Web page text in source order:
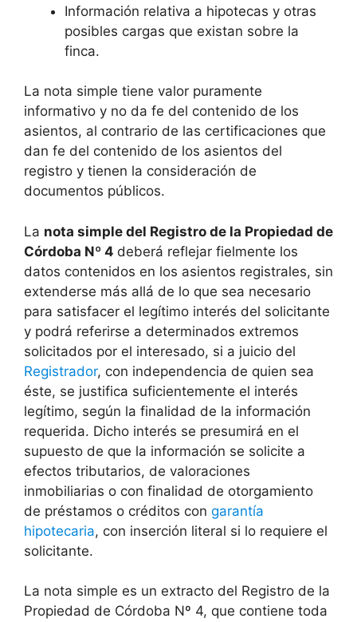
Información relativa a hipotecas y otras
posibles cargas que existan sobre la
finca.
La nota simple tiene valor puramente
informativo y no da fe del contenido de los
asientos, al contrario de las certificaciones que
dan fe del contenido de los asientos del
registro y tienen la consideración de
documentos públicos.
La nota simple del Registro de la Propiedad de
Córdoba Nº 4 deberá reflejar fielmente los
datos contenidos en los asientos registrales, sin
extenderse más allá de lo que sea necesario
para satisfacer el legítimo interés del solicitante
y podrá referirse a determinados extremos
solicitados por el interesado, si a juicio del
Registrador, con independencia de quien sea
éste, se justifica suficientemente el interés
legítimo, según la finalidad de la información
requerida. Dicho interés se presumirá en el
supuesto de que la información se solicite a
efectos tributarios, de valoraciones
inmobiliarias o con finalidad de otorgamiento
de préstamos o créditos con garantía
hipotecaria, con inserción literal si lo requiere el
solicitante.
La nota simple es un extracto del Registro de la
Propiedad de Córdoba Nº 4, que contiene toda